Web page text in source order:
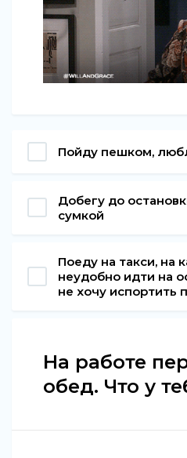
Пойду пешком,
Добегу до
сумкой
Поеду на такси, на
неудобно идти на
не хочу испортить
На работе
обед. Что у